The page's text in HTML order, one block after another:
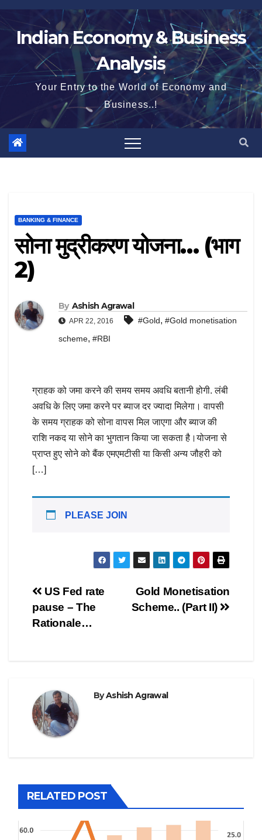
Skip
to
contentIndian Economy & Business
Analysis
Your Entry to the World of Economy and
Business..!
BANKING & FINANCE
सोना मुद्रीकरण योजना… (भाग
2)
By Ashish Agrawal
APR 22, 2016 #Gold, #Gold monetisation
scheme, #RBI
ग्राहक को जमा करने की समय समय अवधि बतानी होगी. लंबी
अवधि के लिए जमा करने पर ब्याज दर ज्यादा मिलेगा। वापसी
के समय ग्राहक को सोना वापस मिल जाएगा और ब्याज की
राशि नकद या सोने का भुगतान किया जा सकता है।योजना से
प्राप्त हुए सोने को बैंक एमएमटीसी या किसी अन्य जौहरी को
[…]
PLEASE JOIN
Post
navigation
Gold Monetisation
Scheme.. (Part II)
US Fed rate
pause – The
Rationale…
ByAshish Agrawal
RELATED POST